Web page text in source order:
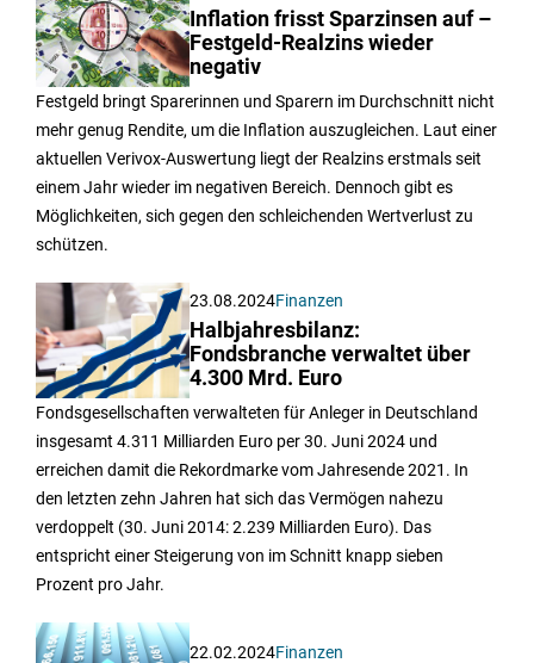
Inflation frisst Sparzinsen auf –
Festgeld-Realzins wieder
negativ
Festgeld bringt Sparerinnen und Sparern im Durchschnitt nicht
mehr genug Rendite, um die Inflation auszugleichen. Laut einer
aktuellen Verivox-Auswertung liegt der Realzins erstmals seit
einem Jahr wieder im negativen Bereich. Dennoch gibt es
Möglichkeiten, sich gegen den schleichenden Wertverlust zu
schützen.
23.08.2024Finanzen
Halbjahresbilanz:
Fondsbranche verwaltet über
4.300 Mrd. Euro
Fondsgesellschaften verwalteten für Anleger in Deutschland
insgesamt 4.311 Milliarden Euro per 30. Juni 2024 und
erreichen damit die Rekordmarke vom Jahresende 2021. In
den letzten zehn Jahren hat sich das Vermögen nahezu
verdoppelt (30. Juni 2014: 2.239 Milliarden Euro). Das
entspricht einer Steigerung von im Schnitt knapp sieben
Prozent pro Jahr.
22.02.2024Finanzen